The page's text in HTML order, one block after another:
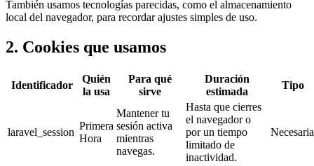
También usamos tecnologías parecidas, como el almacenamiento
local del navegador, para recordar ajustes simples de uso.
2. Cookies que usamos
Identificador
Quién
la usa
Para qué
sirve
Duración
estimada
Tipo
laravel_session
Primera
Hora
Mantener tu
sesión activa
mientras
navegas.
Hasta que cierres
el navegador o
por un tiempo
limitado de
inactividad.
Necesaria